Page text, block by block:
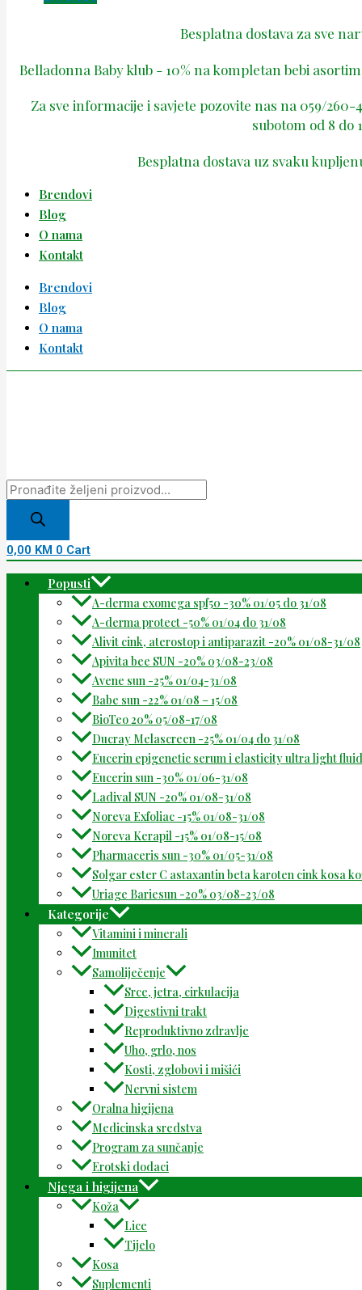
Besplatna dostava za sve
Belladonna Baby klub - 10% na kompletan bebi
Za sve informacije i savjete pozovite nas na 059/
subotom od 8 do
Besplatna dostava uz svaku
Brendovi
Blog
O nama
Kontakt
Brendovi
Blog
O nama
Kontakt
0,00 KM 0 Cart
Popusti
A-derma exomega spf50 -30% 01/05 do 31/08
A-derma protect -50% 01/04 do 31/08
Alivit cink, aterostop i antiparazit -20% 01/08-31/08
Apivita bee SUN -20% 03/08-23/08
Avene sun -25% 01/04-31/08
Babe sun -22% 01/08 – 15/08
BioTeo 20% 05/08-17/08
Ducray Melascreen -25% 01/04 do 31/08
Eucerin epigenetic serum i elasticity ultra light
Eucerin sun -30% 01/06-31/08
Ladival SUN -20% 01/08-31/08
Noreva Exfoliac -15% 01/08-31/08
Noreva Kerapil -15% 01/08-15/08
Pharmaceris sun -30% 01/05-31/08
Solgar ester C astaxantin beta karoten cink kosa
Uriage Bariesun -20% 03/08-23/08
Kategorije
Vitamini i minerali
Imunitet
Samoliječenje
Srce, jetra, cirkulacija
Digestivni trakt
Reproduktivno zdravlje
Uho, grlo, nos
Kosti, zglobovi i mišići
Nervni sistem
Oralna higijena
Medicinska sredstva
Program za sunčanje
Erotski dodaci
Njega i higijena
Koža
Lice
Tijelo
Kosa
Suplementi